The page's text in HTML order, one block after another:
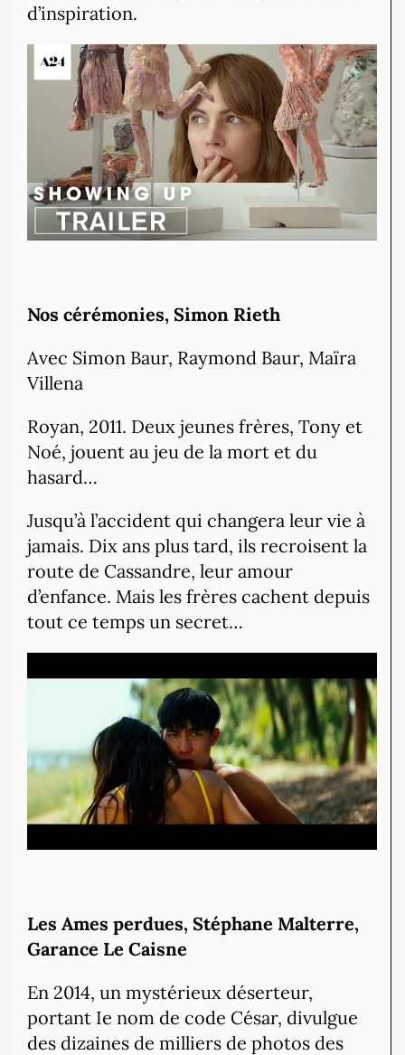
d’inspiration.
Nos cérémonies, Simon Rieth
Avec Simon Baur, Raymond Baur, Maïra
Villena
Royan, 2011. Deux jeunes frères, Tony et
Noé, jouent au jeu de la mort et du
hasard…
Jusqu’à l’accident qui changera leur vie à
jamais. Dix ans plus tard, ils recroisent la
route de Cassandre, leur amour
d’enfance. Mais les frères cachent depuis
tout ce temps un secret…
Les Ames perdues, Stéphane Malterre,
Garance Le Caisne
En 2014, un mystérieux déserteur,
portant Ie nom de code César, divulgue
des dizaines de milliers de photos des